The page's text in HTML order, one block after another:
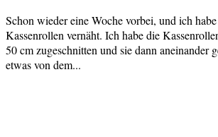
Schon wieder eine Woche vorbei, und ich
Kassenrollen vernäht. Ich habe die
50 cm zugeschnitten und sie dann aneinander
etwas von dem...